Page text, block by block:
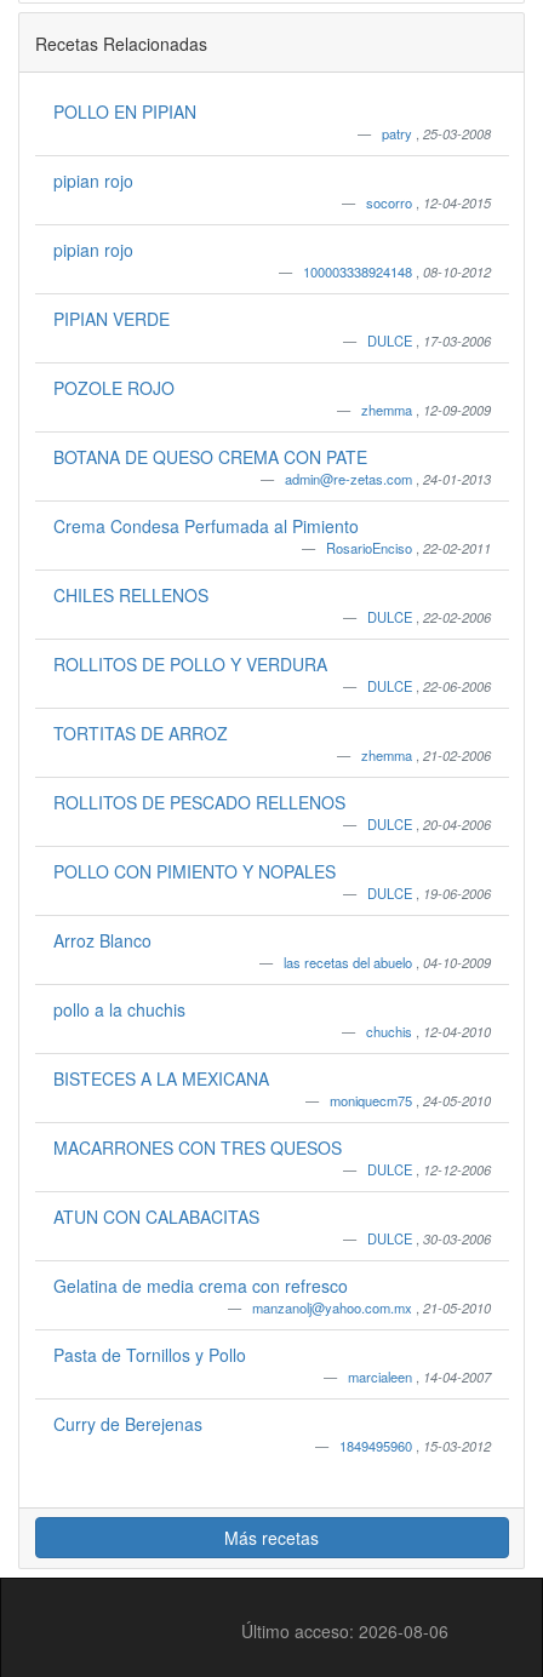
Recetas Relacionadas
POLLO EN PIPIAN
patry 25-03-2008
pipian rojo
socorro 12-04-2015
pipian rojo
100003338924148 08-10-2012
PIPIAN VERDE
DULCE 17-03-2006
POZOLE ROJO
zhemma 12-09-2009
BOTANA DE QUESO CREMA CON PATE
admin@re-zetas.com 24-01-2013
Crema Condesa Perfumada al Pimiento
RosarioEnciso 22-02-2011
CHILES RELLENOS
DULCE 22-02-2006
ROLLITOS DE POLLO Y VERDURA
DULCE 22-06-2006
TORTITAS DE ARROZ
zhemma 21-02-2006
ROLLITOS DE PESCADO RELLENOS
DULCE 20-04-2006
POLLO CON PIMIENTO Y NOPALES
DULCE 19-06-2006
Arroz Blanco
las recetas del abuelo 04-10-2009
pollo a la chuchis
chuchis 12-04-2010
BISTECES A LA MEXICANA
moniquecm75 24-05-2010
MACARRONES CON TRES QUESOS
DULCE 12-12-2006
ATUN CON CALABACITAS
DULCE 30-03-2006
Gelatina de media crema con refresco
manzanolj@yahoo.com.mx 21-05-2010
Pasta de Tornillos y Pollo
marcialeen 14-04-2007
Curry de Berejenas
1849495960 15-03-2012
Más recetas
Último acceso: 2026-08-06